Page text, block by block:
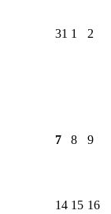
31 1 2
7 8 9
14 15 16